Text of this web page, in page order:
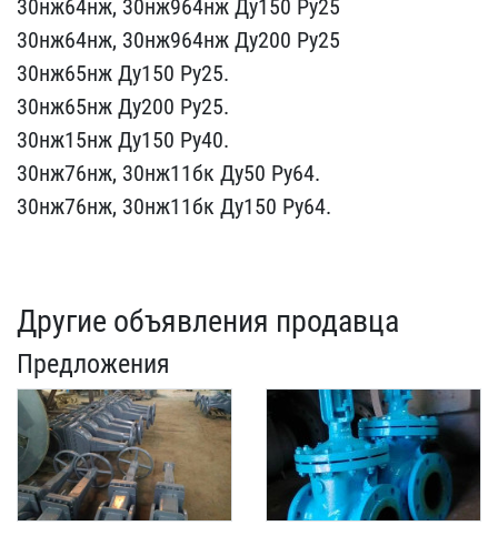
30нж64нж, 30​нж964нж Ду150 Ру25
30нж6​4нж, 30нж964нж Ду200 Ру2​5
30нж65нж Ду150 Ру25.
3​0нж65нж Ду200 Ру25.
30нж​15нж Ду150 Ру40.
30нж76н​ж, 30нж11бк Ду50 Ру64.
3​0нж76нж, 30нж11бк Ду150 ​Ру64.
Другие объявления продавца
Предложения